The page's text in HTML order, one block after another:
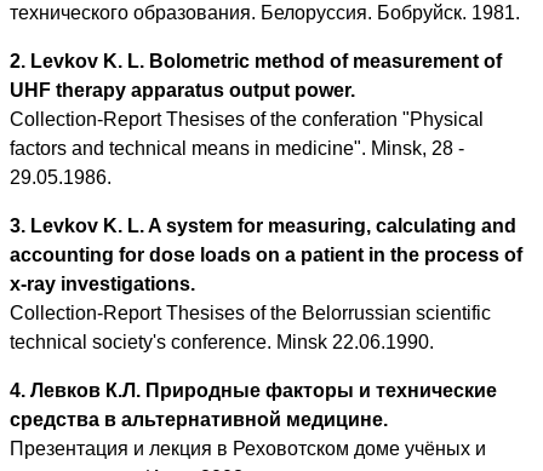
технического образования. Белоруссия. Бобруйск. 1981.
2. Levkov K. L. Bolometric method of measurement of
UHF therapy apparatus output power.
Collection-Report Thesises of the conferation "Physical
factors and technical means in medicine". Minsk, 28 -
29.05.1986.
3. Levkov K. L. A system for measuring, calculating and
accounting for dose loads on a patient in the process of
x-ray investigations.
Collection-Report Thesises of the Belorrussian scientific
technical society's conference. Minsk 22.06.1990.
4. Левков К.Л. Природные факторы и технические
средства в альтернативной медицине.
Презентация и лекция в Реховотском доме учёных и